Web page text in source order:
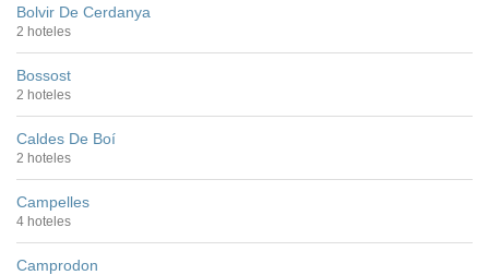
Bolvir De Cerdanya
2 hoteles
Bossost
2 hoteles
Caldes De Boí
2 hoteles
Campelles
4 hoteles
Camprodon